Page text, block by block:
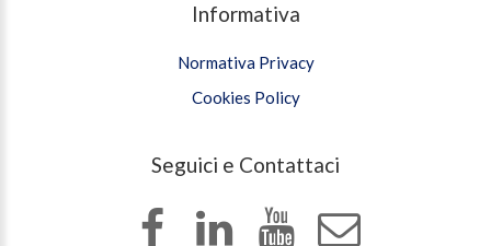
Informativa
Normativa Privacy
Cookies Policy
Seguici e Contattaci